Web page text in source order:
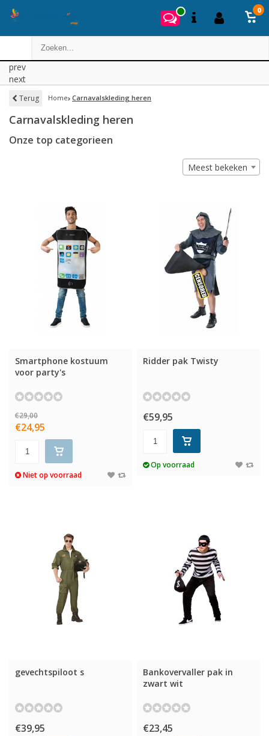
0
prev
next
Terug Home Carnavalskleding heren
Carnavalskleding heren
Onze top categorieen
Meest bekeken
Smartphone kostuum
voor party's
€29,00
€24,95
Niet op voorraad
Ridder pak Twisty
€59,95
Op voorraad
gevechtspiloot s
€39,95
Bankovervaller pak in
zwart wit
€23,45